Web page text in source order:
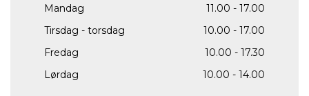
Mandag
11.00 - 17.00
Tirsdag - torsdag
10.00 - 17.00
Fredag
10.00 - 17.30
Lørdag
10.00 - 14.00